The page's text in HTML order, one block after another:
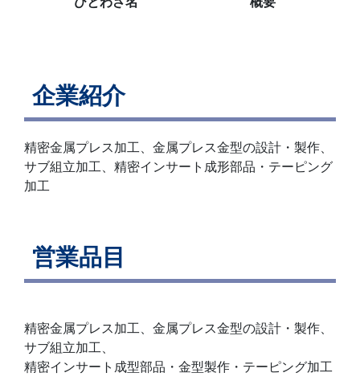
企業紹介
精密金属プレス加工、金属プレス金型の設計・製作、
サブ組立加工、精密インサート成形部品・テーピング
加工
営業品目
精密金属プレス加工、金属プレス金型の設計・製作、
サブ組立加工、
精密インサート成型部品・金型製作・テーピング加工